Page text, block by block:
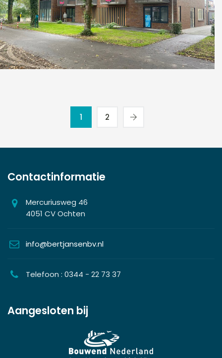
Appartementencomplex Utrecht
1 2
Contactinformatie
Mercuriusweg 46
4051 CV Ochten
info@bertjansenbv.nl
Telefoon : 0344 - 22 73 37
Aangesloten bij